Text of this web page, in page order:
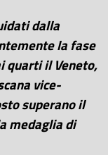
dalla
la fase
quarti il Veneto,
vice-
superano il
medaglia di